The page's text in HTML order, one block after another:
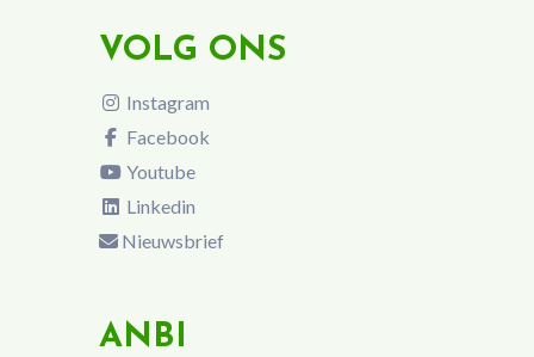
VOLG ONS
Instagram
Facebook
Youtube
Linkedin
Nieuwsbrief
ANBI